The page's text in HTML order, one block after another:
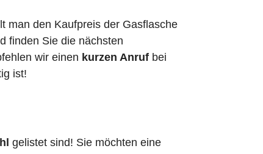
man den Kaufpreis der Gasflasche
finden Sie die nächsten
wir einen kurzen Anruf bei
ist!
gelistet sind! Sie möchten eine